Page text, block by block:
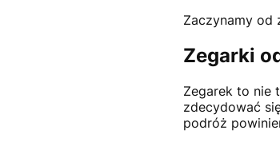
Zaczynamy od
Zegarki
Zegarek to nie
zdecydować
podróż